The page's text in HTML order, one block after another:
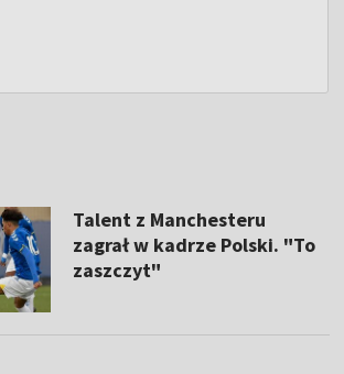
Talent z Manchesteru
zagrał w kadrze Polski. "To
zaszczyt"